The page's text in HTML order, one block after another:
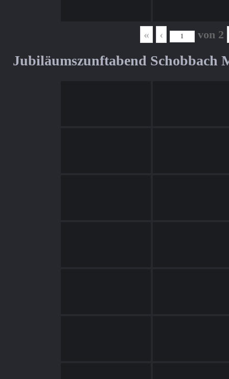
« ‹ von 2
Jubiläumszunftabend Schobbach